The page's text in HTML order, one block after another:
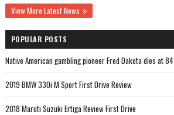
View More Latest News
POPULAR POSTS
Native American gambling pioneer Fred Dakota dies at 84
2019 BMW 330i M Sport First Drive Review
2018 Maruti Suzuki Ertiga Review First Drive